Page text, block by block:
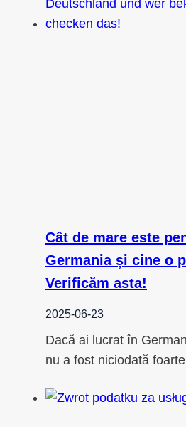
Cât de mare este
Germania și cine o
Verificăm asta!
2025-06-23
Dacă ai lucrat în
nu a fost niciodată